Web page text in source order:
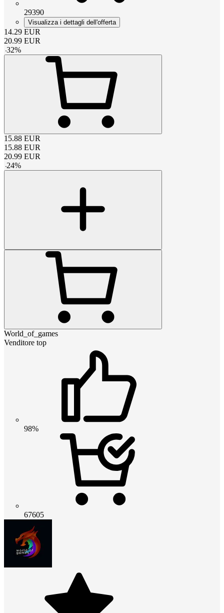
29390
Visualizza i dettagli dell'offerta
14.29 EUR
20.99 EUR
-32%
15.88 EUR
15.88 EUR
20.99 EUR
-24%
World_of_games
Venditore top
98%
67605